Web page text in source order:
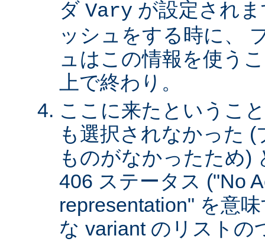
ダ Vary が設定され
ッシュをする時に、
ュはこの情報を使う
上で終わり。
ここに来たというこ
も選択されなかった
ものがなかったため)
406 ステータス ("No
representation" を意
な variant のリストの